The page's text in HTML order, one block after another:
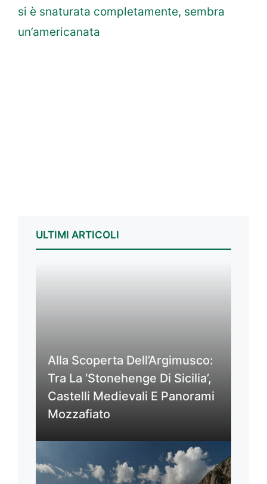
si è snaturata completamente, sembra
un’americanata
ULTIMI ARTICOLI
Alla Scoperta Dell’Argimusco:
Tra La ‘Stonehenge Di Sicilia’,
Castelli Medievali E Panorami
Mozzafiato